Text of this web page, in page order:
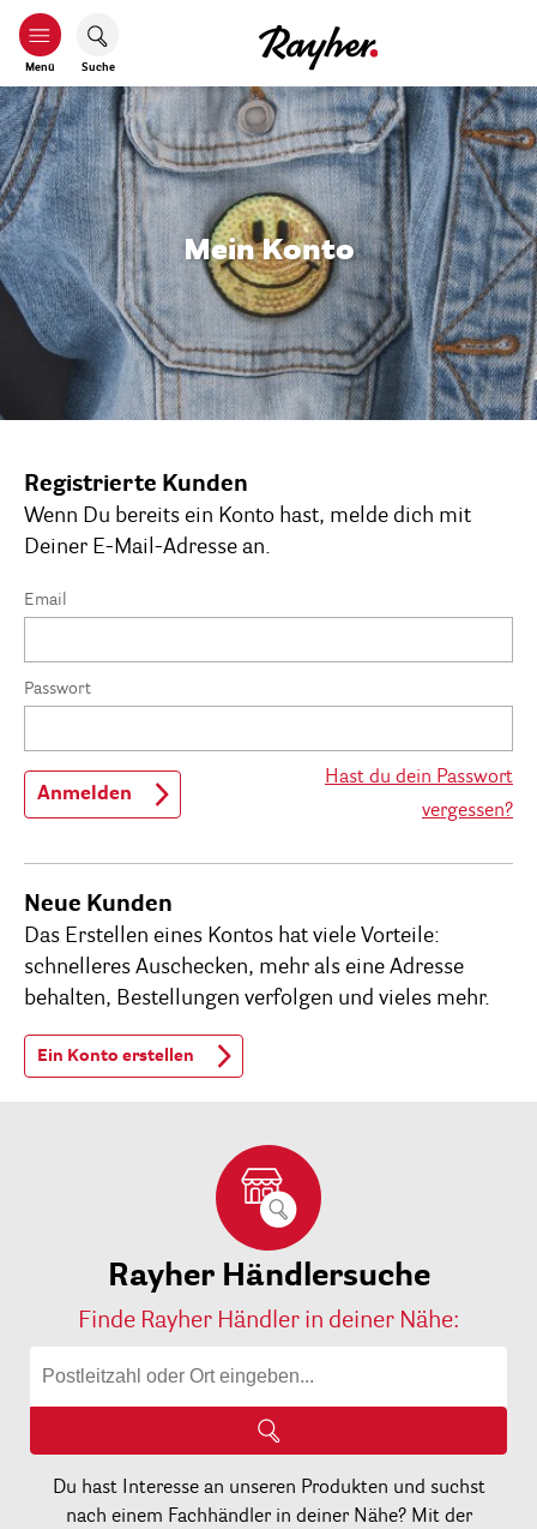
Menü Suche
Mein Konto
Registrierte Kunden
Wenn Du bereits ein Konto hast, melde dich mit
Deiner E-Mail-Adresse an.
Email
Passwort
Anmelden
Hast du dein Passwort
vergessen?
Neue Kunden
Das Erstellen eines Kontos hat viele Vorteile:
schnelleres Auschecken, mehr als eine Adresse
behalten, Bestellungen verfolgen und vieles mehr.
Ein Konto erstellen
Rayher Händlersuche
Finde Rayher Händler in deiner Nähe:
Du hast Interesse an unseren Produkten und suchst
nach einem Fachhändler in deiner Nähe? Mit der